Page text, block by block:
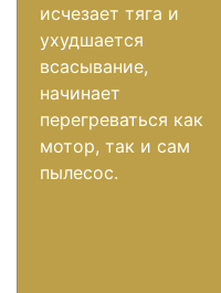
исчезает тяга и
ухудшается
всасывание,
начинает
перегреваться как
мотор, так и сам
пылесос.